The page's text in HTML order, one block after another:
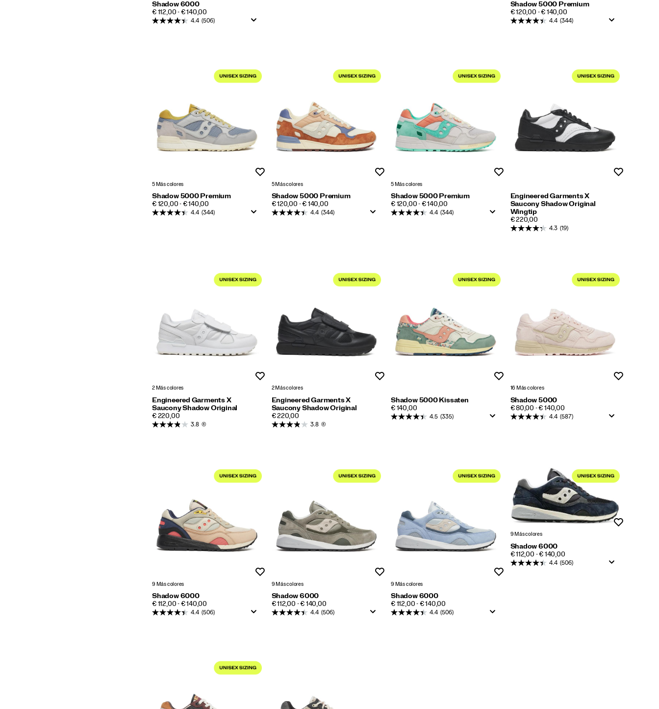
Shadow 6000
PRICE
€ 112,00 - € 140,00
4.4 (506)
Shadow 5000 Premium
PRICE
€ 120,00 - € 140,00
4.4 (344)
5 Más colores
Shadow 5000 Premium
PRICE
€ 120,00 - € 140,00
4.4 (344)
5 Más colores
Shadow 5000 Premium
PRICE
€ 120,00 - € 140,00
4.4 (344)
5 Más colores
Shadow 5000 Premium
PRICE
€ 120,00 - € 140,00
4.4 (344)
Engineered Garments X
Saucony Shadow Original
Wingtip
PRICE
€ 220,00
4.3 (19)
2 Más colores
Engineered Garments X
Saucony Shadow Original
PRICE
€ 220,00
3.8 (6)
2 Más colores
Engineered Garments X
Saucony Shadow Original
PRICE
€ 220,00
3.8 (6)
Shadow 5000 Kissaten
PRICE
€ 140,00
4.5 (335)
16 Más colores
Shadow 5000
PRICE
€ 80,00 - € 140,00
4.4 (587)
9 Más colores
Shadow 6000
PRICE
€ 112,00 - € 140,00
4.4 (506)
9 Más colores
Shadow 6000
PRICE
€ 112,00 - € 140,00
4.4 (506)
9 Más colores
Shadow 6000
PRICE
€ 112,00 - € 140,00
4.4 (506)
9 Más colores
Shadow 6000
PRICE
€ 112,00 - € 140,00
4.4 (506)